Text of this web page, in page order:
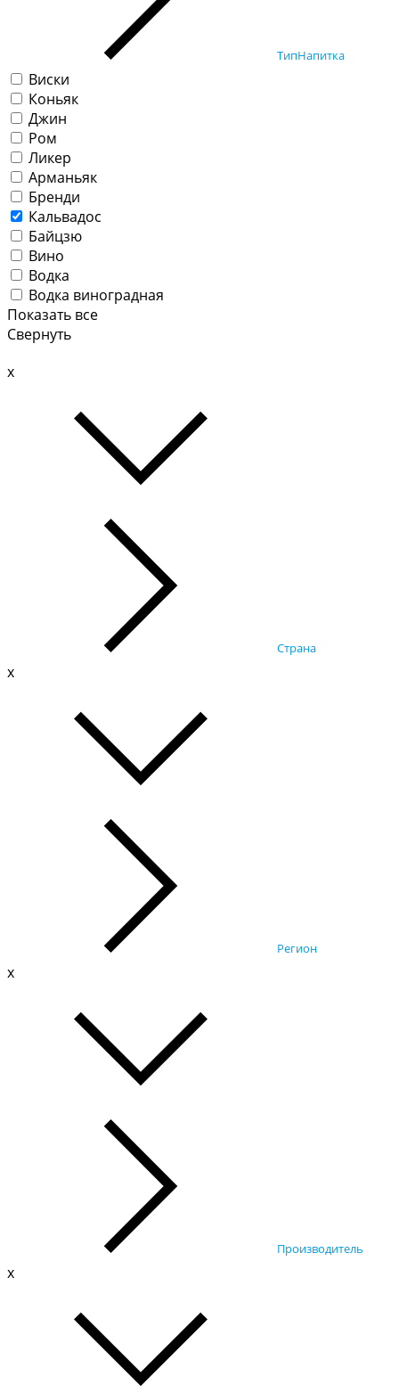
ТипНапитка
Виски
Коньяк
Джин
Ром
Ликер
Арманьяк
Бренди
Кальвадос
Байцзю
Вино
Водка
Водка виноградная
Показать все
Свернуть
x
Страна
x
Регион
x
Производитель
x